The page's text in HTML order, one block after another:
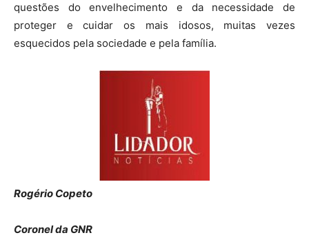
questões do envelhecimento e da necessidade de
proteger e cuidar os mais idosos, muitas vezes
esquecidos pela sociedade e pela família.
Rogério Copeto
Coronel da GNR